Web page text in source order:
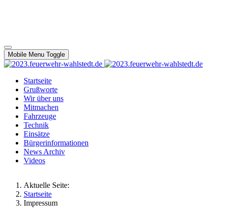
Mobile Menu Toggle
Startseite
Grußworte
Wir über uns
Mitmachen
Fahrzeuge
Technik
Einsätze
Bürgerinformationen
News Archiv
Videos
Aktuelle Seite:
Startseite
Impressum